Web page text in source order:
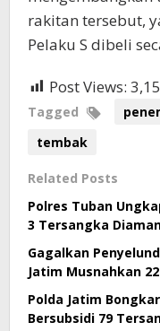
rakitan tersebut,
Pelaku S dibeli
Post Views:
Tagged
tembak
Related Posts
Polres Tuban
3 Tersangka
Gagalkan
Jatim Musnahkan
Polda Jatim
Bersubsidi 79